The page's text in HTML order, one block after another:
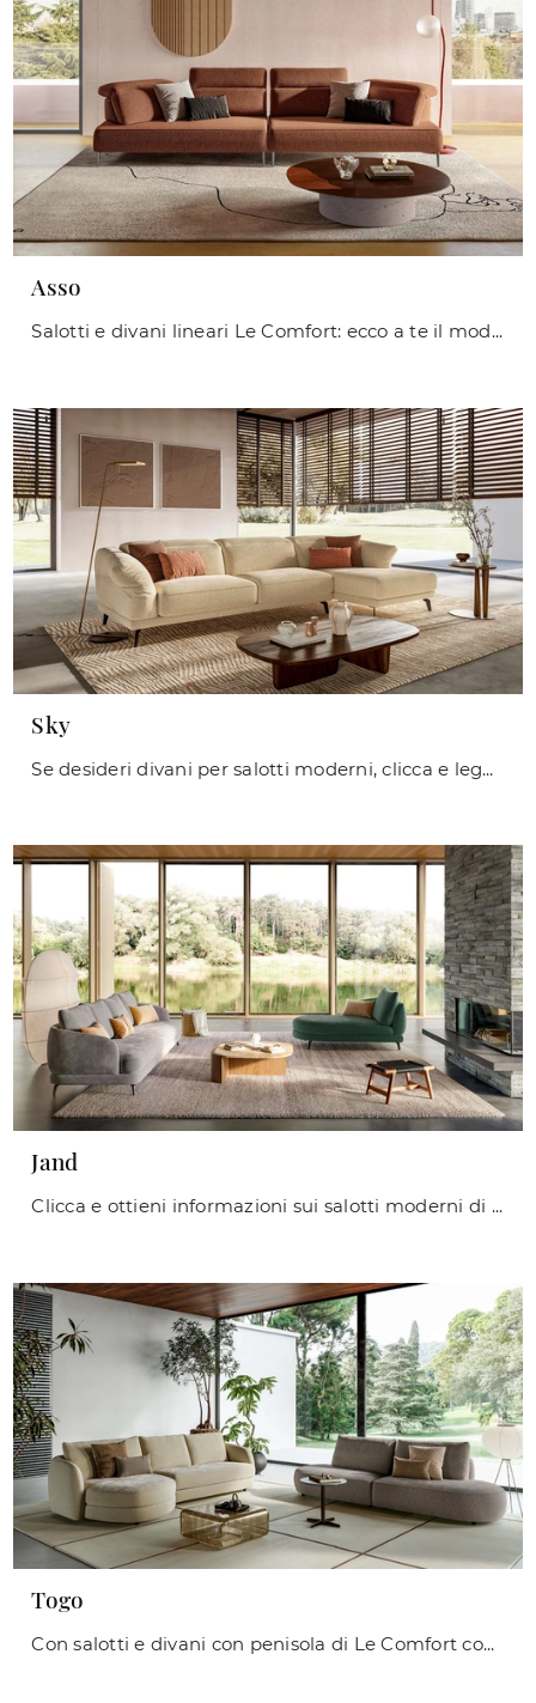
Asso
Salotti e divani lineari Le Comfort: ecco a te il modello Asso in tessuto per valorizzare il soggiorno.
Sky
Se desideri divani per salotti moderni, clicca e leggi di più sul modello Sky in tessuto della marca Le Comfort.
Jand
Clicca e ottieni informazioni sui salotti moderni di Le Comfort! Differenti modelli di divani, come Jand, ti aspettano.
Togo
Con salotti e divani con penisola di Le Comfort come il modello Togo in tessuto, potrai ultimare il tuo progetto d'arredo.